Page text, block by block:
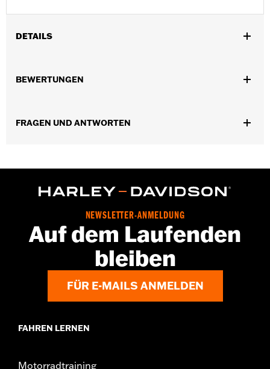
DETAILS
Funktionsmerkmale:
Pant Style: Skinny
BEWERTUNGEN
FRAGEN UND ANTWORTEN
NEWSLETTER-ANMELDUNG
Auf dem Laufenden
bleiben
FÜR E-MAILS ANMELDEN
FAHREN LERNEN
Motorradtraining